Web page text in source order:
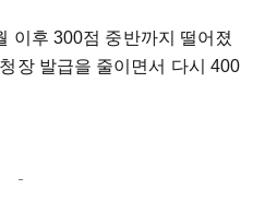
이후 300점 중반까지 떨어졌
장 발급을 줄이면서 다시 400